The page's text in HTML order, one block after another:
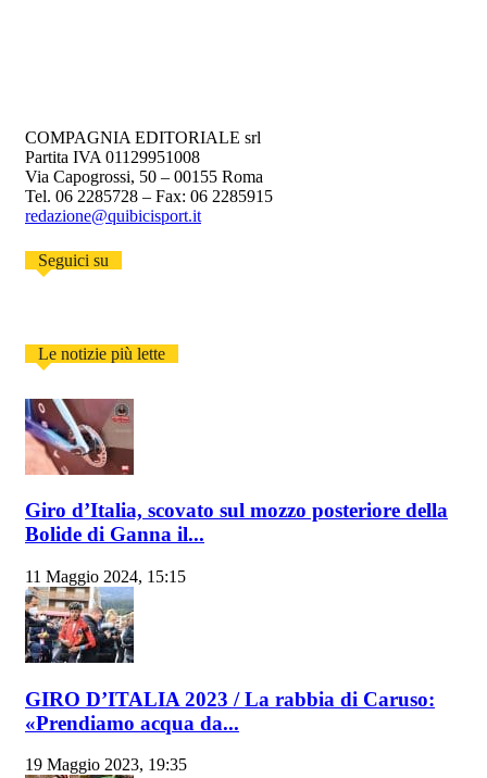
COMPAGNIA EDITORIALE srl
Partita IVA 01129951008
Via Capogrossi, 50 – 00155 Roma
Tel. 06 2285728 – Fax: 06 2285915
redazione@quibicisport.it
Seguici su
Le notizie più lette
Giro d’Italia, scovato sul mozzo posteriore della
Bolide di Ganna il...
11 Maggio 2024, 15:15
GIRO D’ITALIA 2023 / La rabbia di Caruso:
«Prendiamo acqua da...
19 Maggio 2023, 19:35